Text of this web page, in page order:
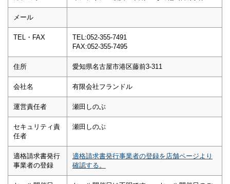
メール
TEL・FAX
TEL:052-355-7491
FAX:052-355-7495
住所 愛知県名古屋市港区藤前3-311
会社名 有限会社フランドル
運営責任者 瀬田しのぶ
セキュリティ責
任者
瀬田しのぶ
適格請求書発行
事業者の登録
適格請求書発行事業者の登録を店舗ページより
確認する。